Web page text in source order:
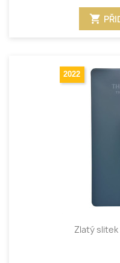
shopping_cart
2022
Zlatý slitek